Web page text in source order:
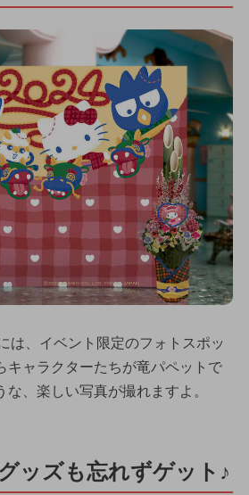
は、イベント限定のフォトスポッ
キャラクターたちが竜パペットで
な、楽しい写真が撮れますよ。
ッズも忘れずゲット♪